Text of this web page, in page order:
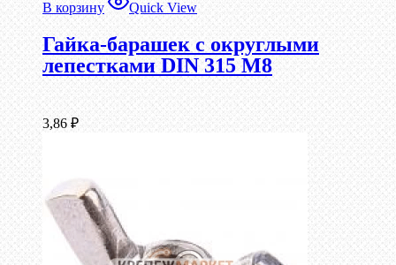
В корзину Quick View
Гайка-барашек с округлыми
лепестками DIN 315 М8
3,86 ₽